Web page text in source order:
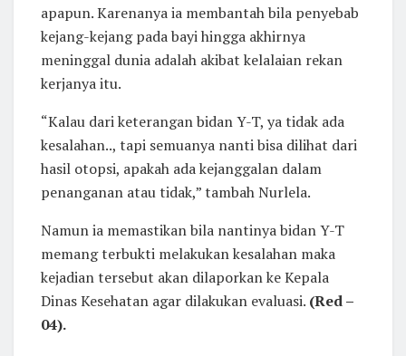
apapun. Karenanya ia membantah bila penyebab
kejang-kejang pada bayi hingga akhirnya
meninggal dunia adalah akibat kelalaian rekan
kerjanya itu.
“Kalau dari keterangan bidan Y-T, ya tidak ada
kesalahan.., tapi semuanya nanti bisa dilihat dari
hasil otopsi, apakah ada kejanggalan dalam
penanganan atau tidak,” tambah Nurlela.
Namun ia memastikan bila nantinya bidan Y-T
memang terbukti melakukan kesalahan maka
kejadian tersebut akan dilaporkan ke Kepala
Dinas Kesehatan agar dilakukan evaluasi. (Red –
04).